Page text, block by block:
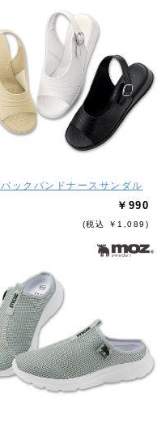
ックバンドナースサンダル
￥990
(税込 ￥1,089)